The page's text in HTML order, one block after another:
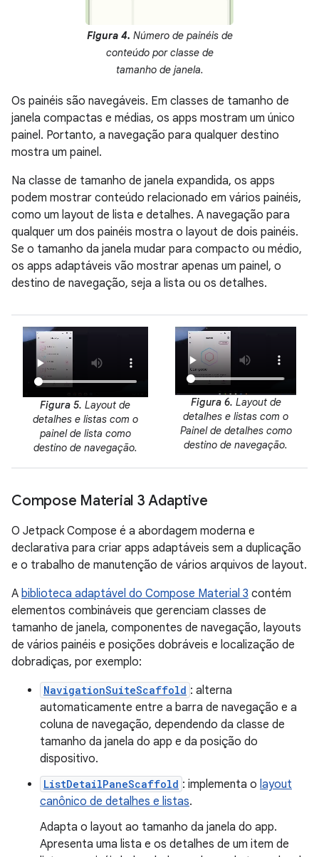
Figura 4. Número de painéis de
conteúdo por classe de
tamanho de janela.
Os painéis são navegáveis. Em classes de tamanho de
janela compactas e médias, os apps mostram um único
painel. Portanto, a navegação para qualquer destino
mostra um painel.
Na classe de tamanho de janela expandida, os apps
podem mostrar conteúdo relacionado em vários painéis,
como um layout de lista e detalhes. A navegação para
qualquer um dos painéis mostra o layout de dois painéis.
Se o tamanho da janela mudar para compacto ou médio,
os apps adaptáveis vão mostrar apenas um painel, o
destino de navegação, seja a lista ou os detalhes.
Figura 5. Layout de
detalhes e listas com o
painel de lista como
destino de navegação.
Figura 6. Layout de
detalhes e listas com o
Painel de detalhes como
destino de navegação.
Compose Material 3 Adaptive
O Jetpack Compose é a abordagem moderna e
declarativa para criar apps adaptáveis sem a duplicação
e o trabalho de manutenção de vários arquivos de layout.
A biblioteca adaptável do Compose Material 3 contém
elementos combináveis que gerenciam classes de
tamanho de janela, componentes de navegação, layouts
de vários painéis e posições dobráveis e localização de
dobradiças, por exemplo:
NavigationSuiteScaffold : alterna
automaticamente entre a barra de navegação e a
coluna de navegação, dependendo da classe de
tamanho da janela do app e da posição do
dispositivo.
ListDetailPaneScaffold : implementa o layout
canônico de detalhes e listas.
Adapta o layout ao tamanho da janela do app.
Apresenta uma lista e os detalhes de um item de